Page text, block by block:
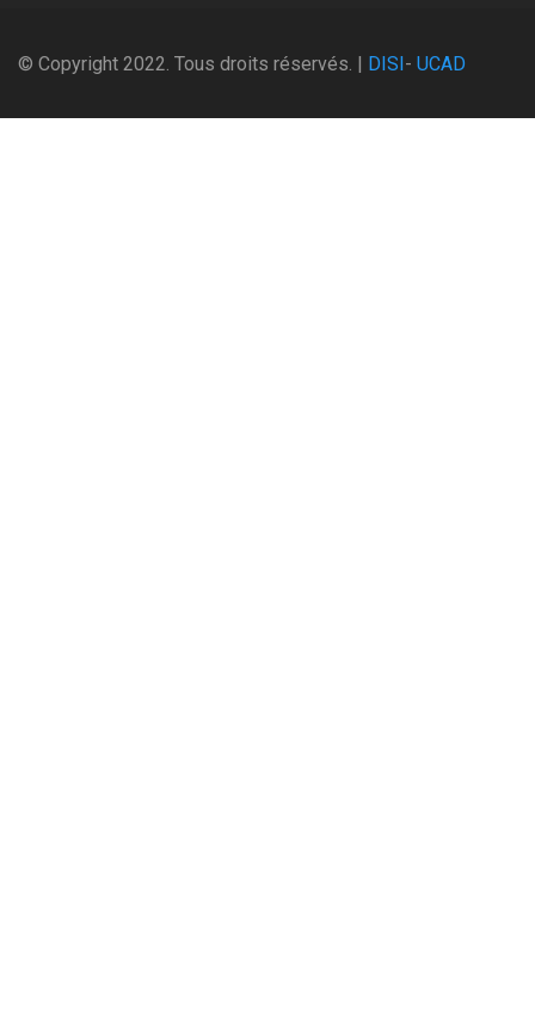
© Copyright 2022. Tous droits réservés. | DISI- UCAD